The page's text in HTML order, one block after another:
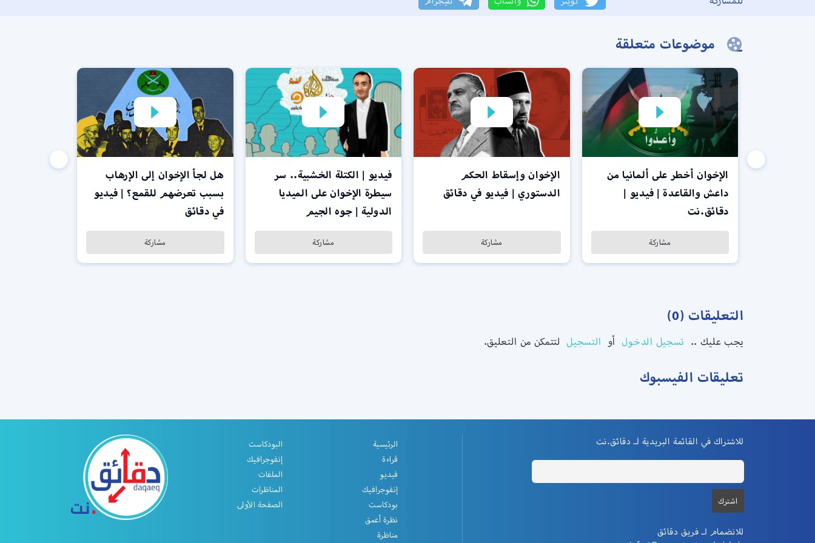
موضوعات متعلقة
الإخوان أخطر على ألمانيا من
داعش والقاعدة | فيديو |
دقائق.نت
مشاركة
الإخوان وإسقاط الحكم
الدستوري | فيديو في دقائق
مشاركة
فيديو | الكتلة الخشبية.. سر
سيطرة الإخوان على الميديا
الدولية | جوه الجيم
مشاركة
هل لجأ الإخوان إلى الإرهاب
بسبب تعرضهم للقمع؟ | فيديو
في دقائق
مشاركة
التعليقات (0)
يجب عليك .. تسجيل الدخول أو التسجيل لتتمكن من التعليق.
تعليقات الفيسبوك
للاشتراك في القائمة البريدية لـ دقائق.نت
للانضمام لـ فريق دقائق
الرئيسية
قراءة
فيديو
إنفوجرافيك
بودكاست
نظرة أعمق
مناظرة
البودكاست
إنفوجرافيك
الملفات
المناظرات
الصفحة الأولى